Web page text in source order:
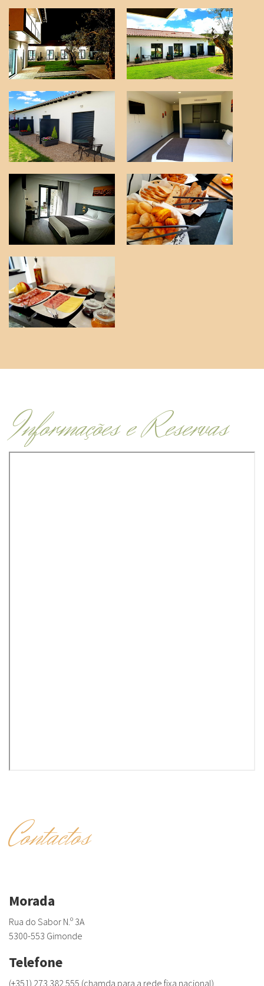
Informações e Reservas
Contactos
Morada
Rua do Sabor N.º 3A
5300-553 Gimonde
Telefone
(+351) 273 382 555 (chamda para a rede fixa nacional)